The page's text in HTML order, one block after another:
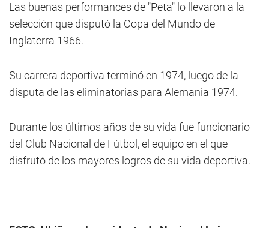
Las buenas performances de "Peta" lo llevaron a la
selección que disputó la Copa del Mundo de
Inglaterra 1966.
Su carrera deportiva terminó en 1974, luego de la
disputa de las eliminatorias para Alemania 1974.
Durante los últimos años de su vida fue funcionario
del Club Nacional de Fútbol, el equipo en el que
disfrutó de los mayores logros de su vida deportiva.